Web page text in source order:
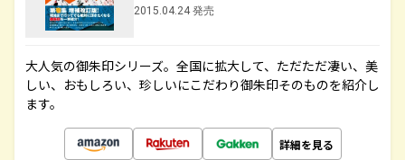
2015.04.24 発売
大人気の御朱印シリーズ。全国に拡大して、ただただ凄い、美
しい、おもしろい、珍しいにこだわり御朱印そのものを紹介し
ます。
詳細を見る